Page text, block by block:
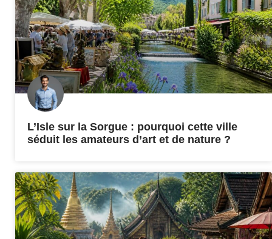
L’Isle sur la Sorgue : pourquoi cette ville
séduit les amateurs d’art et de nature ?